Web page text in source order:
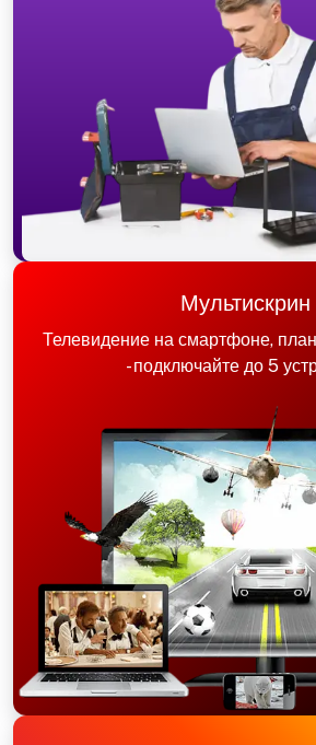
Мультискрин
Телевидение на смартфоне,
- подключайте до 5